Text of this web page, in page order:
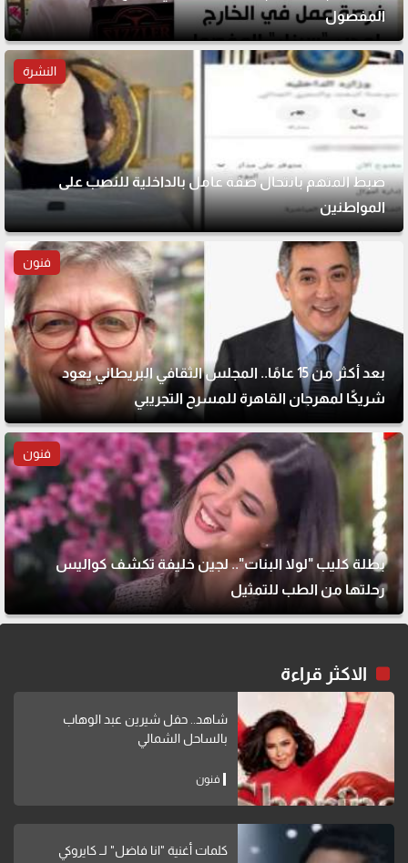
المفصول
النشرة
ضبط المتهم بانتحال صفة عامل بالداخلية للنصب على
المواطنين
فنون
بعد أكثر من 15 عامًا.. المجلس الثقافي البريطاني يعود
شريكًا لمهرجان القاهرة للمسرح التجريبي
فنون
بطلة كليب "لولا البنات".. لجين خليفة تكشف كواليس
رحلتها من الطب للتمثيل
الاكثر قراءة
شاهد.. حفل شيرين عبد الوهاب
بالساحل الشمالي
فنون
كلمات أغنية "انا فاضل" لــ كايروكي